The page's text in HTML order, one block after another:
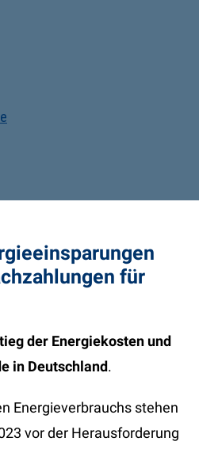
für
der Energiekosten und
in Deutschland.
Energieverbrauchs stehen
vor der Herausforderung